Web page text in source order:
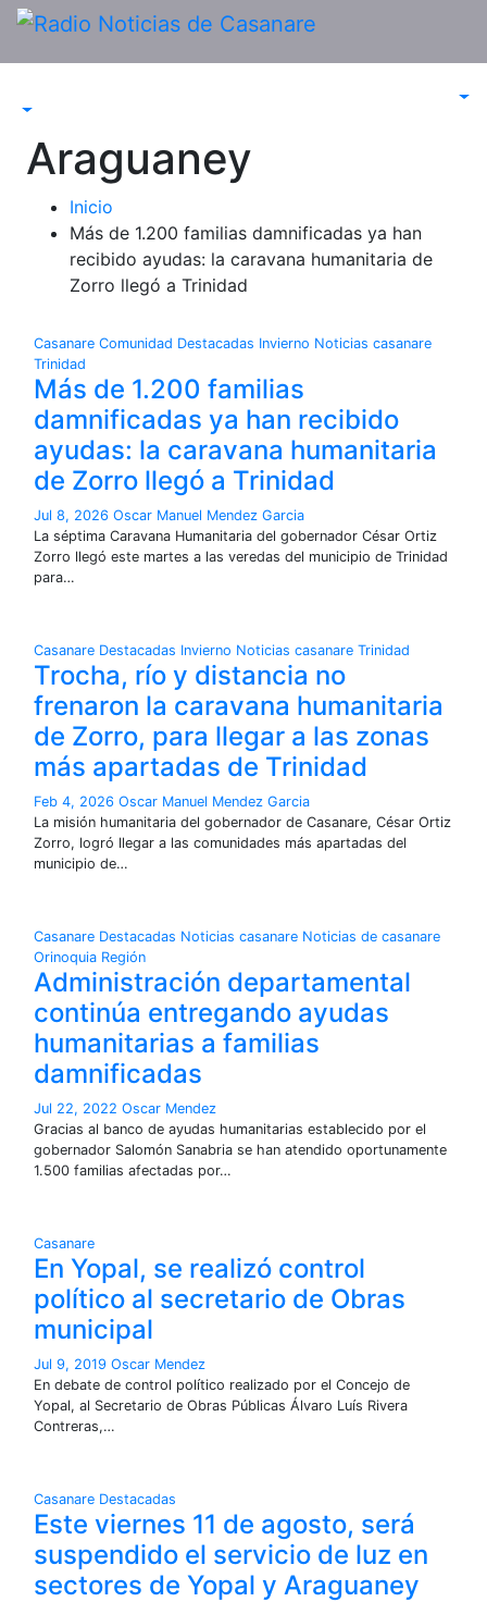
Saltar
contenido
Araguaney
Inicio
Más de 1.200 familias damnificadas ya han
recibido ayudas: la caravana humanitaria de
Zorro llegó a Trinidad
Casanare Comunidad Destacadas Invierno Noticias casanare
Trinidad
Más de 1.200 familias
damnificadas ya han recibido
ayudas: la caravana humanitaria
de Zorro llegó a Trinidad
Jul 8, 2026 Oscar Manuel Mendez Garcia
La séptima Caravana Humanitaria del gobernador César Ortiz
Zorro llegó este martes a las veredas del municipio de Trinidad
para…
Casanare Destacadas Invierno Noticias casanare Trinidad
Trocha, río y distancia no
frenaron la caravana humanitaria
de Zorro, para llegar a las zonas
más apartadas de Trinidad
Feb 4, 2026 Oscar Manuel Mendez Garcia
La misión humanitaria del gobernador de Casanare, César Ortiz
Zorro, logró llegar a las comunidades más apartadas del
municipio de…
Casanare Destacadas Noticias casanare Noticias de casanare
Orinoquia Región
Administración departamental
continúa entregando ayudas
humanitarias a familias
damnificadas
Jul 22, 2022 Oscar Mendez
Gracias al banco de ayudas humanitarias establecido por el
gobernador Salomón Sanabria se han atendido oportunamente
1.500 familias afectadas por…
Casanare
En Yopal, se realizó control
político al secretario de Obras
municipal
Jul 9, 2019 Oscar Mendez
En debate de control político realizado por el Concejo de
Yopal, al Secretario de Obras Públicas Álvaro Luís Rivera
Contreras,…
Casanare Destacadas
Este viernes 11 de agosto, será
suspendido el servicio de luz en
sectores de Yopal y Araguaney